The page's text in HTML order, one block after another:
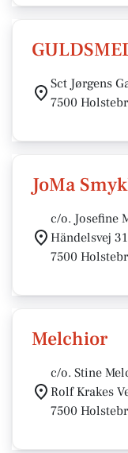
Sct Jørgens
7500
JoMa
c/o. Josefine
Händelsvej 31
7500
Melchior
c/o. Stine
Rolf Krakes
7500